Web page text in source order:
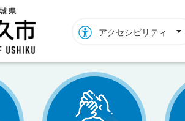
アクセシビリティ